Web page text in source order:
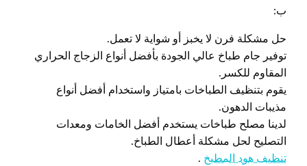
ب:
حل مشكلة فرن لا يخبز أو شواية لا تعمل.
توفير جام طباخ عالي الجودة بأفضل أنواع الزجاج الحراري
المقاوم للكسر.
يقوم بتنظيف الطباخات بامتياز واستخدام أفضل أنواع
مذيبات الدهون.
لدينا مصلح طباخات يستخدم أفضل الخامات ومعدات
التصليح لحل مشكلة أعطال الطباخ.
تنظيف هود المطبخ .